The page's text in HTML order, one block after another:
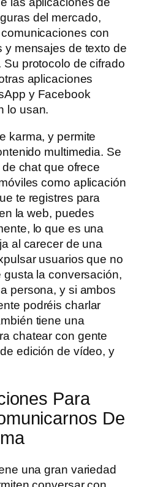
del mercado,
con
y mensajes de texto de
protocolo de cifrado
aplicaciones
y Facebook
lo usan.
karma, y permite
multimedia. Se
chat que ofrece
como aplicación
te registres para
la web, puedes
lo que es una
al carecer de una
usuarios que no
gusta la conversación,
persona, y si ambos
podréis charlar
tiene una
chatear con gente
edición de vídeo, y
Para
De
una gran variedad